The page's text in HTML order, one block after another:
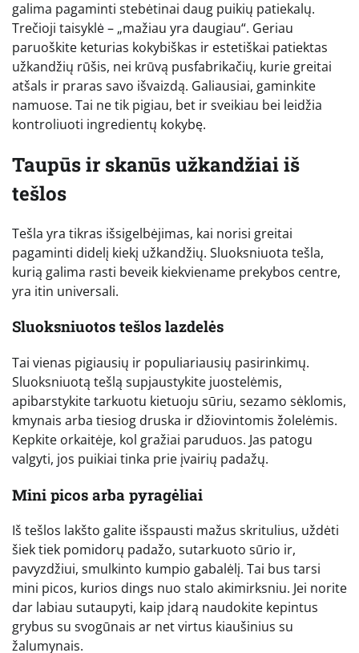
galima pagaminti stebėtinai daug puikių patiekalų.
Trečioji taisyklė – „mažiau yra daugiau“. Geriau
paruoškite keturias kokybiškas ir estetiškai patiektas
užkandžių rūšis, nei krūvą pusfabrikačių, kurie greitai
atšals ir praras savo išvaizdą. Galiausiai, gaminkite
namuose. Tai ne tik pigiau, bet ir sveikiau bei leidžia
kontroliuoti ingredientų kokybę.
Taupūs ir skanūs užkandžiai iš
tešlos
Tešla yra tikras išsigelbėjimas, kai norisi greitai
pagaminti didelį kiekį užkandžių. Sluoksniuota tešla,
kurią galima rasti beveik kiekviename prekybos centre,
yra itin universali.
Sluoksniuotos tešlos lazdelės
Tai vienas pigiausių ir populiariausių pasirinkimų.
Sluoksniuotą tešlą supjaustykite juostelėmis,
apibarstykite tarkuotu kietuoju sūriu, sezamo sėklomis,
kmynais arba tiesiog druska ir džiovintomis žolelėmis.
Kepkite orkaitėje, kol gražiai paruduos. Jas patogu
valgyti, jos puikiai tinka prie įvairių padažų.
Mini picos arba pyragėliai
Iš tešlos lakšto galite išspausti mažus skritulius, uždėti
šiek tiek pomidorų padažo, sutarkuoto sūrio ir,
pavyzdžiui, smulkinto kumpio gabalėlį. Tai bus tarsi
mini picos, kurios dings nuo stalo akimirksniu. Jei norite
dar labiau sutaupyti, kaip įdarą naudokite kepintus
grybus su svogūnais ar net virtus kiaušinius su
žalumynais.